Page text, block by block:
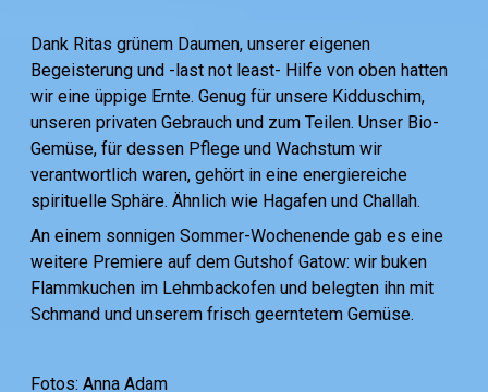
Dank Ritas grünem Daumen, unserer eigenen
Begeisterung und -last not least- Hilfe von oben hatten
wir eine üppige Ernte. Genug für unsere Kidduschim,
unseren privaten Gebrauch und zum Teilen. Unser Bio-
Gemüse, für dessen Pflege und Wachstum wir
verantwortlich waren, gehört in eine energiereiche
spirituelle Sphäre. Ähnlich wie Hagafen und Challah.
An einem sonnigen Sommer-Wochenende gab es eine
weitere Premiere auf dem Gutshof Gatow: wir buken
Flammkuchen im Lehmbackofen und belegten ihn mit
Schmand und unserem frisch geerntetem Gemüse.
Fotos: Anna Adam